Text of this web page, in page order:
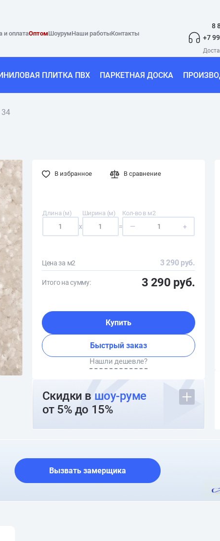
и оплатаОптомШоурумНаши работыКонтакты
8
+7
ПЛИТКА ПВХ ПАРКЕТНАЯ ДОСКА
34
В избранное В сравнение
Длина (м)
x
Ширина (м)
=
Кол-во в м2
— +
Цена за м2 3 290 руб.
Итого на сумму: 3 290 руб.
Купить
Быстрый заказ
Нашли дешевле?
Скидки в шоу-руме
от 5% до 15%
Вызвать замерщика